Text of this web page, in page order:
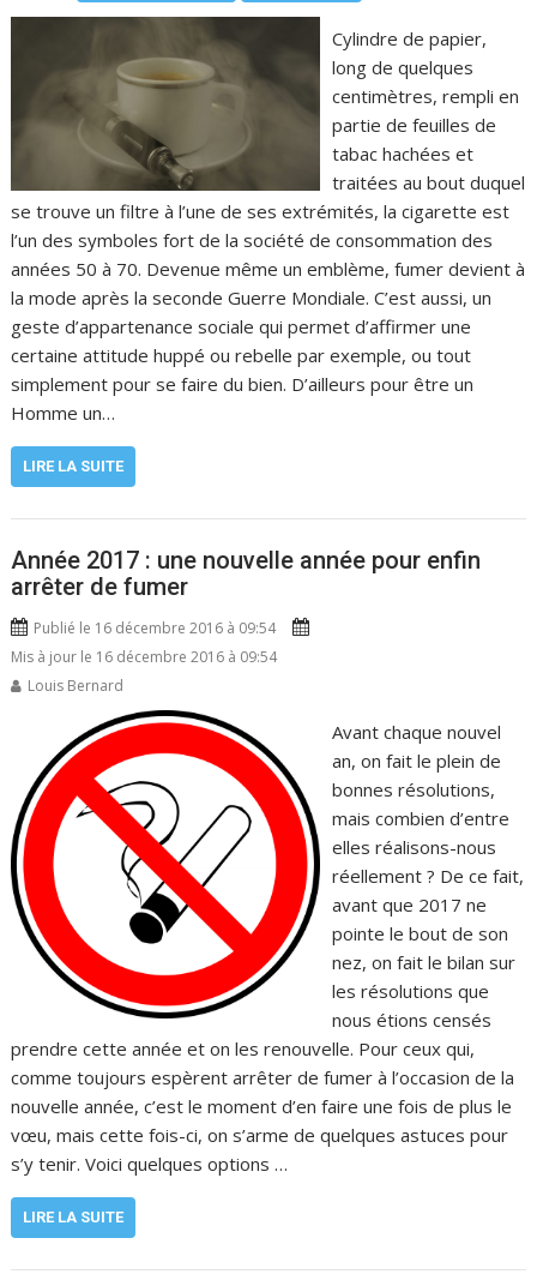
Cylindre de papier,
long de quelques
centimètres, rempli en
partie de feuilles de
tabac hachées et
traitées au bout duquel
se trouve un filtre à l’une de ses extrémités, la cigarette est
l’un des symboles fort de la société de consommation des
années 50 à 70. Devenue même un emblème, fumer devient à
la mode après la seconde Guerre Mondiale. C’est aussi, un
geste d’appartenance sociale qui permet d’affirmer une
certaine attitude huppé ou rebelle par exemple, ou tout
simplement pour se faire du bien. D’ailleurs pour être un
Homme un…
LIRE LA SUITE
Année 2017 : une nouvelle année pour enfin
arrêter de fumer
Publié le 16 décembre 2016 à 09:54
Mis à jour le 16 décembre 2016 à 09:54
Louis Bernard
Avant chaque nouvel
an, on fait le plein de
bonnes résolutions,
mais combien d’entre
elles réalisons-nous
réellement ? De ce fait,
avant que 2017 ne
pointe le bout de son
nez, on fait le bilan sur
les résolutions que
nous étions censés
prendre cette année et on les renouvelle. Pour ceux qui,
comme toujours espèrent arrêter de fumer à l’occasion de la
nouvelle année, c’est le moment d’en faire une fois de plus le
vœu, mais cette fois-ci, on s’arme de quelques astuces pour
s’y tenir. Voici quelques options …
LIRE LA SUITE